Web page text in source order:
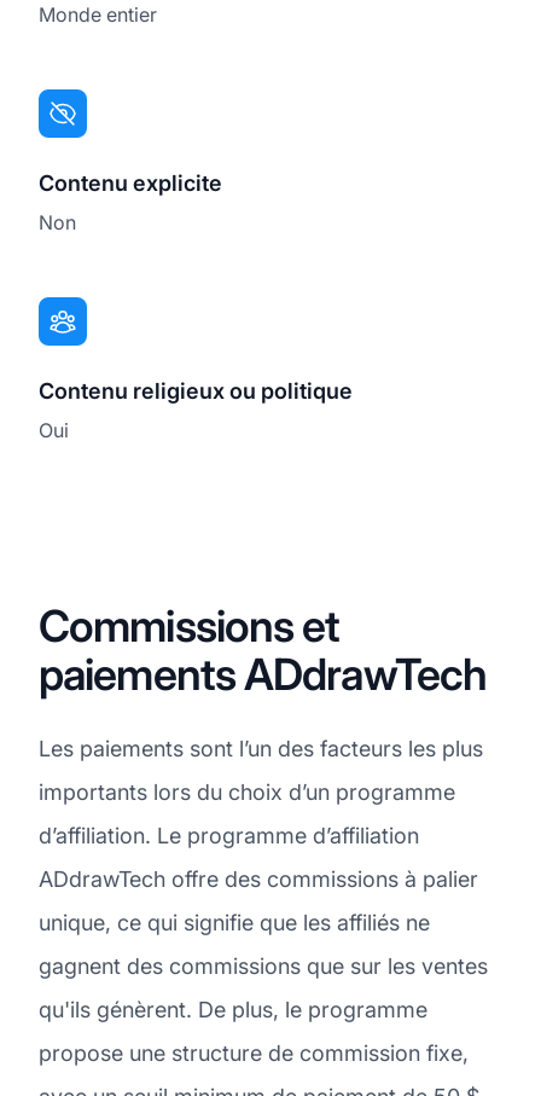
Monde entier
Contenu explicite
Non
Contenu religieux ou politique
Oui
Commissions et
paiements ADdrawTech
Les paiements sont l’un des facteurs les plus
importants lors du choix d’un programme
d’affiliation. Le programme d’affiliation
ADdrawTech offre des commissions à palier
unique, ce qui signifie que les affiliés ne
gagnent des commissions que sur les ventes
qu'ils génèrent. De plus, le programme
propose une structure de commission fixe,